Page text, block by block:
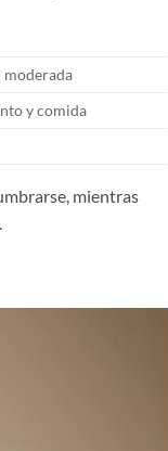
moderada
y comida
mientras